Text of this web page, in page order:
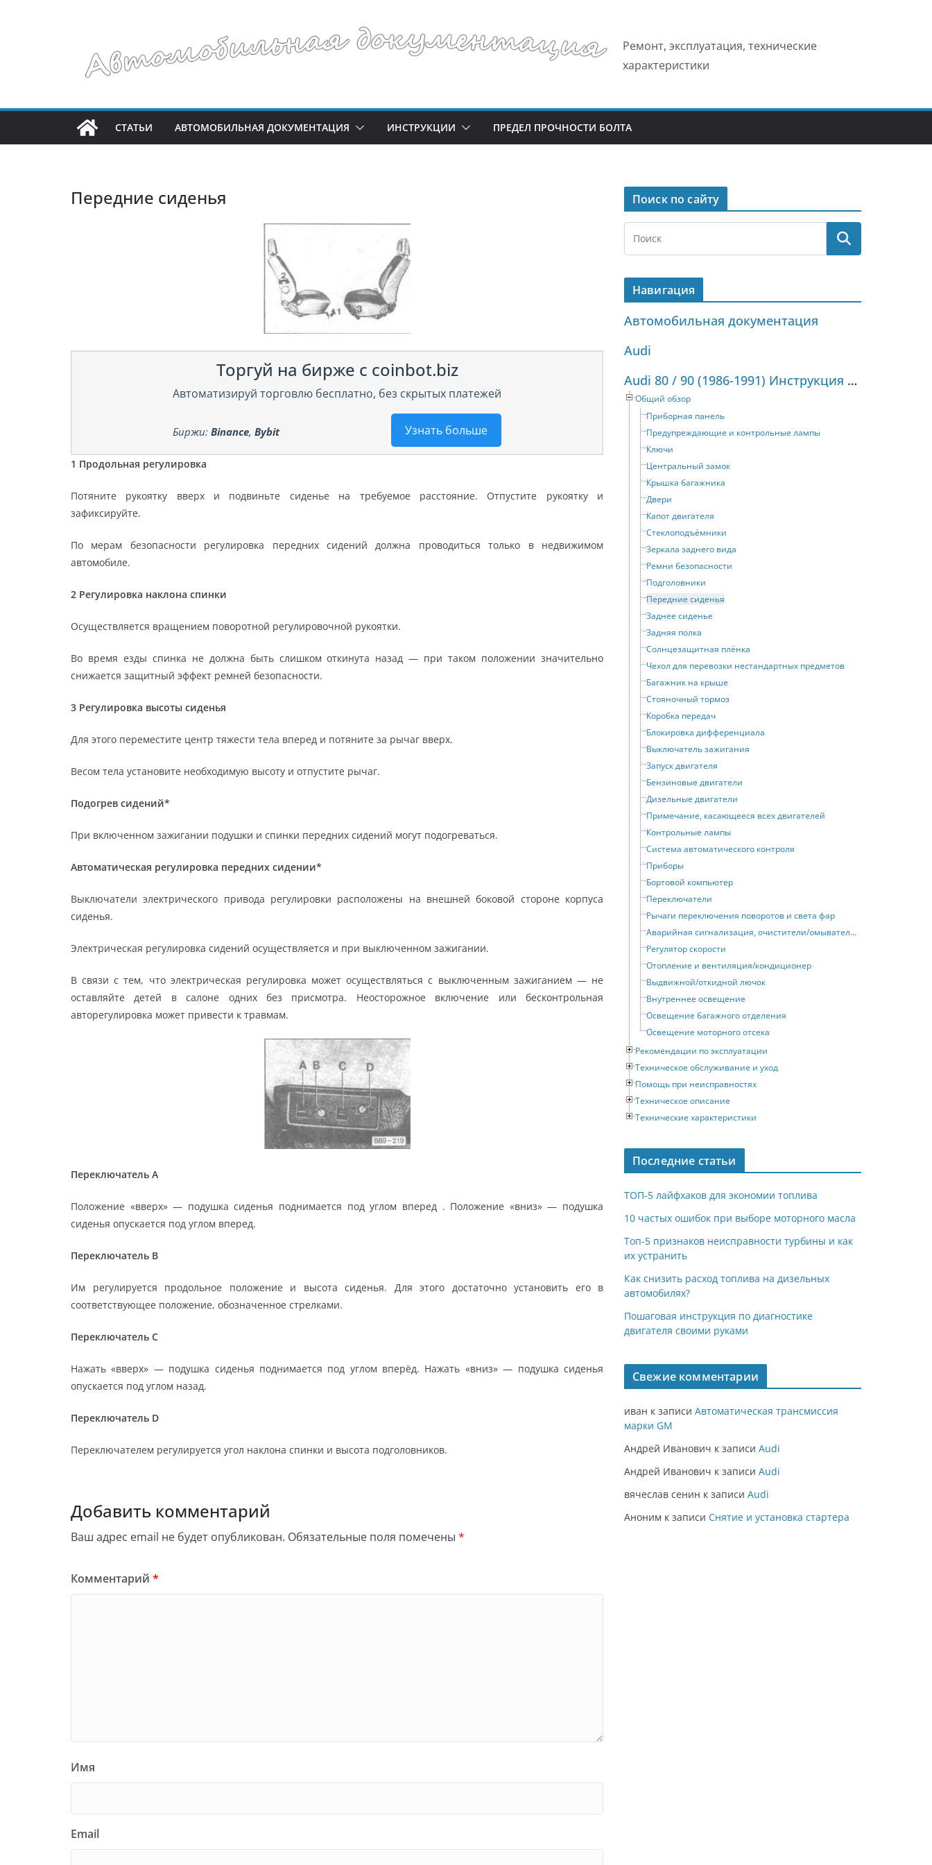
Ремонт, эксплуатация, технические
характеристики
СТАТЬИ АВТОМОБИЛЬНАЯ ДОКУМЕНТАЦИЯ ИНСТРУКЦИИ ПРЕДЕЛ ПРОЧНОСТИ БОЛТА
Передние сиденья
Торгуй на бирже с coinbot.biz
Автоматизируй торговлю бесплатно, без скрытых платежей
Узнать больше
Биржи: Binance, Bybit
1 Продольная регулировка
Потяните рукоятку вверх и подвиньте сиденье на требуемое расстояние. Отпустите рукоятку и
зафиксируйте.
По мерам безопасности регулировка передних сидений должна проводиться только в недвижимом
автомобиле.
2 Регулировка наклона спинки
Осуществляется вращением поворот­ной регулировочной рукоятки.
Во время езды спинка не должна быть слишком откинута назад — при таком положении значительно
снижается защит­ный эффект ремней безопасности.
3 Регулировка высоты сиденья
Для этого переместите центр тяжести тела вперед и потяните за рычаг вверх.
Весом тела установите необходимую высоту и отпустите рычаг.
Подогрев сидений*
При включенном зажигании подушки и спинки передних сидений могут подогре­ваться.
Автоматическая регулировка передних сидении*
Выключатели электрического привода регулировки расположены на внешней боковой стороне корпуса
сиденья.
Электрическая регулировка сидений осуществляется и при выключенном зажигании.
В связи с тем, что электрическая ре­гулировка может осуществляться с вы­ключенным зажиганием — не
оставляй­те детей в салоне одних без присмотра. Неосторожное включение или бесконт­рольная
авторегулировка может привести к травмам.
Переключатель A
Положение «вверх» — подушка сиде­нья поднимается под углом вперед . Положение «вниз» — подушка
сиденья опуска­ется под углом вперед.
Переключатель В
Им регулируется продольное положение и высота сиденья. Для этого доста­точно установить его в
соответствующее положение, обозначенное стрелками.
Переключатель С
Нажать «вверх» — подушка сиденья поднимается под углом вперёд. Нажать «вниз» — подушка сиденья
опускается под углом назад.
Переключатель D
Переключателем регулируется угол на­клона спинки и высота подголовников.
Добавить комментарий
Ваш адрес email не будет опубликован. Обязательные поля помечены *
Комментарий *
Имя
Email
Поиск по сайту
Навигация
Автомобильная документация
Audi
Audi 80 / 90 (1986-1991) Инструкция по эксплуатации
Общий обзор
Приборная панель
Предупреждающие и контрольные лампы
Ключи
Центральный замок
Крышка багажника
Двери
Капот двигателя
Стеклоподъёмники
Зеркала заднего вида
Ремни безопасности
Подголовники
Передние сиденья
Заднее сиденье
Задняя полка
Солнцезащитная плёнка
Чехол для перевозки нестандартных предметов
Багажник на крыше
Стояночный тормоз
Коробка передач
Блокировка дифференциала
Выключатель зажигания
Запуск двигателя
Бензиновые двигатели
Дизельные двигатели
Примечание, касающееся всех двигателей
Контрольные лампы
Система автоматического контроля
Приборы
Бортовой компьютер
Переключатели
Рычаги переключения поворотов и света фар
Аварийная сигнализация, очистители/омыватели стёкол
Регулятор скорости
Отопление и вентиляция/кондиционер
Выдвижной/откидной лючок
Внутреннее освещение
Освещение багажного отделения
Освещение моторного отсека
Рекомендации по эксплуатации
Техническое обслуживание и уход
Помощь при неисправностях
Техническое описание
Технические характеристики
Последние статьи
ТОП-5 лайфхаков для экономии топлива
10 частых ошибок при выборе моторного масла
Топ-5 признаков неисправности турбины и как
их устранить
Как снизить расход топлива на дизельных
автомобилях?
Пошаговая инструкция по диагностике
двигателя своими руками
Свежие комментарии
иван к записи Автоматическая трансмиссия
марки GM
Андрей Иванович к записи Audi
Андрей Иванович к записи Audi
вячеслав сенин к записи Audi
Аноним к записи Снятие и установка стартера